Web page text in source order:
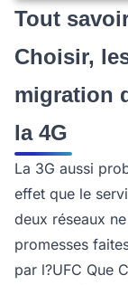
Tout
Choisir,
migration
la 4G
La 3G aussi
effet que le
deux réseaux
promesses
par l?UFC Que